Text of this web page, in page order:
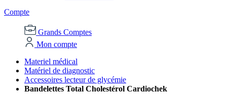
Compte
Grands Comptes
Mon compte
Materiel médical
Matériel de diagnostic
Accessoires lecteur de glycémie
Bandelettes Total Cholestérol Cardiochek